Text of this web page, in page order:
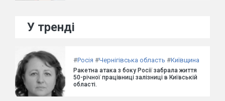
У тренді
#Росія #Чернігівська область #Київщина
Ракетна атака з боку Росії забрала життя
50-річної працівниці залізниці в Київській
області.